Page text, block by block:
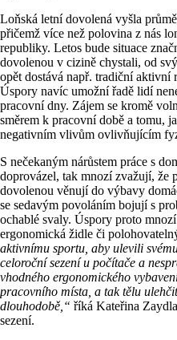
Loňská letní dovolená vyšla
přičemž více než polovina z nás
republiky. Letos bude situace
dovolenou v cizině chystali, od
opět dostává např. tradiční aktivní
Úspory navíc umožní řadě lidí
pracovní dny. Zájem se kromě
směrem k pracovní době a tomu,
negativním vlivům ovlivňujícím
S nečekaným nárůstem práce s
doprovázel, tak mnozí zvažují, že
dovolenou věnují do výbavy
se sedavým povoláním bojují s
ochablé svaly. Úspory proto
ergonomická židle či
aktivnímu sportu, aby ulevili
celoroční sezení u počítače a
vhodného ergonomického
pracovního místa, a tak tělu
dlouhodobě,“ říká Kateřina
sezení.